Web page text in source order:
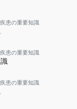
患の重要知識
患の重要知識
患の重要知識